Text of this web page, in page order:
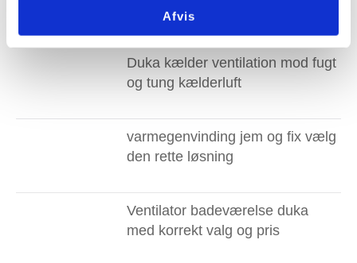
Afvis
Roskilde til bedre indeklima
Duka kælder ventilation mod fugt
og tung kælderluft
varmegenvinding jem og fix vælg
den rette løsning
Ventilator badeværelse duka
med korrekt valg og pris